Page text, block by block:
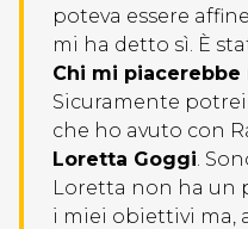
poteva essere
mi ha detto sì. È
Chi mi
Sicuramente
che ho avuto con
Loretta Goggi.
Loretta non ha un
i miei obiettivi ma,